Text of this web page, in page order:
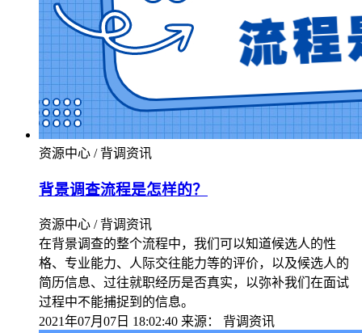
资源中心 / 背调资讯
背景调查流程是怎样的？
资源中心 / 背调资讯
在背景调查的整个流程中，我们可以知道候选人的性
格、专业能力、人际交往能力等的评价，以及候选人的
简历信息、过往就职经历是否真实，以弥补我们在面试
过程中不能捕捉到的信息。
2021年07月07日 18:02:40 来源： 背调资讯